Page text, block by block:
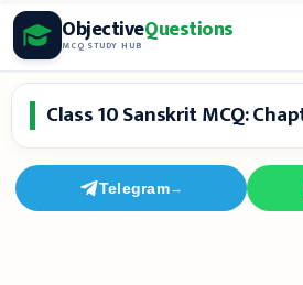
Skip
to
content
ObjectiveQuestions
MCQ STUDY HUB
Class 10 Sanskrit MCQ:
Telegram→